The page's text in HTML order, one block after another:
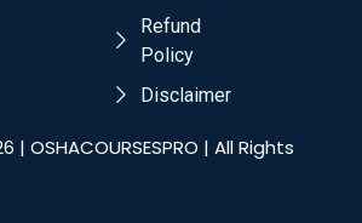
Refund
Policy
Disclaimer
OSHACOURSESPRO | All Rights